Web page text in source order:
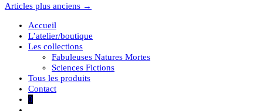
Articles plus anciens →
Accueil
L’atelier/boutique
Les collections
Fabuleuses Natures Mortes
Sciences Fictions
Tous les produits
Contact
0
Toggle